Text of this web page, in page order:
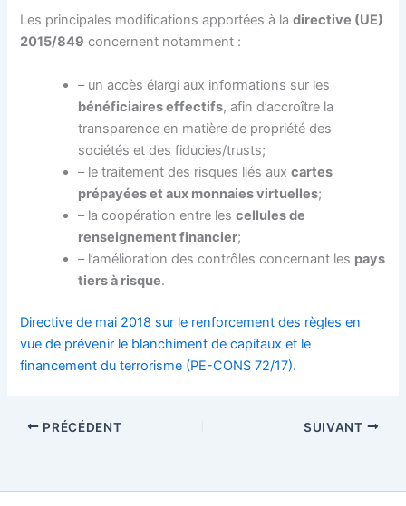
Les principales modifications apportées à ladirective (UE)
2015/849 concernent notamment :
– un accès élargi aux informations sur les
bénéficiaires effectifs, afin d’accroître la
transparence en matière de propriété des
sociétés et des fiducies/trusts;
– le traitement des risques liés auxcartes
prépayées et aux monnaies virtuelles;
– la coopération entre lescellules de
renseignement financier;
– l’amélioration des contrôles concernant les pays
tiers à risque.
Directive de mai 2018 sur le renforcement des règles en
vue de prévenir le blanchiment de capitaux et le
financement du terrorisme (PE-CONS 72/17).
PRÉCÉDENT SUIVANT